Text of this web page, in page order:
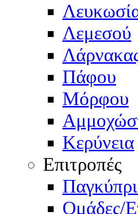
Λεμεσού
Πάφου
Μόρφου
Κερύνεια
Επιτροπές
Ομάδες/